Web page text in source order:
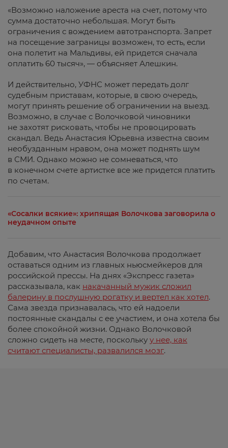
«Возможно наложение ареста на счет, потому что
сумма достаточно небольшая. Могут быть
ограничения с вождением автотранспорта. Запрет
на посещение заграницы возможен, то есть, если
она полетит на Мальдивы, ей придется сначала
оплатить 60 тысяч», — объясняет Алешкин.
И действительно, УФНС может передать долг
судебным приставам, которые, в свою очередь,
могут принять решение об ограничении на выезд.
Возможно, в случае с Волочковой чиновники
не захотят рисковать, чтобы не провоцировать
скандал. Ведь Анастасия Юрьевна известна своим
необузданным нравом, она может поднять шум
в СМИ. Однако можно не сомневаться, что
в конечном счете артистке все же придется платить
по счетам.
«Сосалки всякие»: хрипящая Волочкова заговорила о
неудачном опыте
Добавим, что Анастасия Волочкова продолжает
оставаться одним из главных ньюсмейкеров для
российской прессы. На днях «Экспресс газета»
рассказывала, как накачанный мужик сложил
балерину в послушную рогатку и вертел как хотел.
Сама звезда признавалась, что ей надоели
постоянные скандалы с ее участием, и она хотела бы
более спокойной жизни. Однако Волочковой
сложно сидеть на месте, поскольку у нее, как
считают специалисты, развалился мозг.